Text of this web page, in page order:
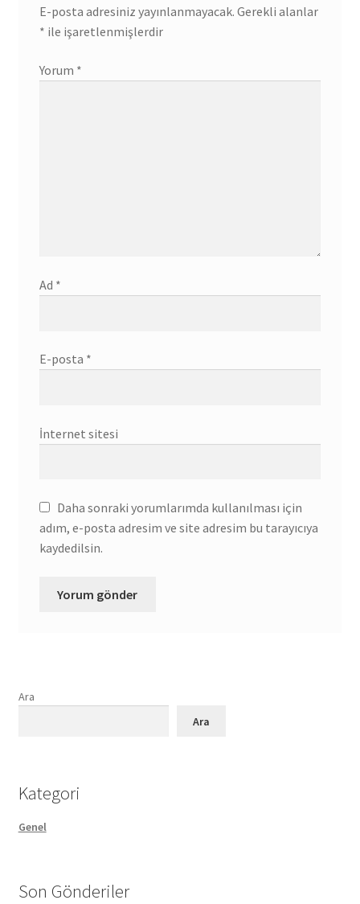
E-posta adresiniz yayınlanmayacak. Gerekli alanlar
* ile işaretlenmişlerdir
Yorum *
Ad *
E-posta *
İnternet sitesi
Daha sonraki yorumlarımda kullanılması için
adım, e-posta adresim ve site adresim bu tarayıcıya
kaydedilsin.
Ara
Ara
Kategori
Genel
Son Gönderiler